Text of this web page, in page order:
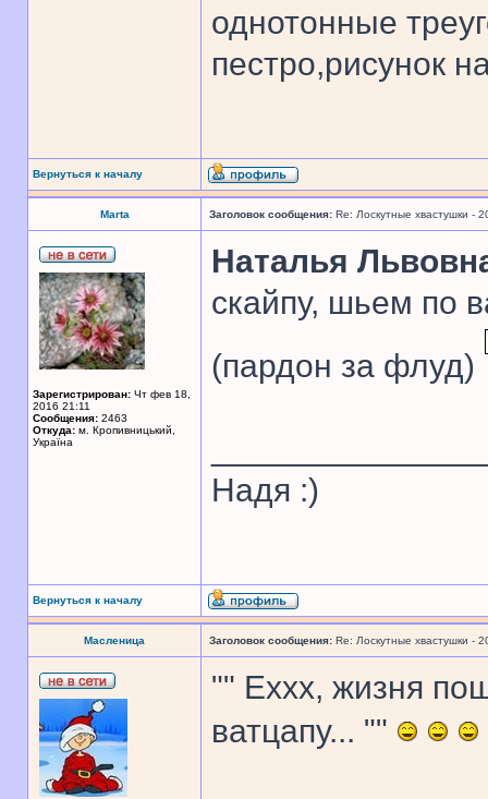
однотонные
пестро,рисунок
Вернуться к началу
Marta Заголовок сообщения: Re: Лоскутные хвастушки -
Зарегистрирован: Чт фев 18,
2016 21:11
Сообщения: 2463
Откуда: м. Кропивницький,
Україна
Наталья
скайпу, шьем по
(пардон за флуд)
Надя :)
Вернуться к началу
Масленица Заголовок сообщения: Re: Лоскутные хвастушки -
"" Еххх, жизня
ватцапу... ""